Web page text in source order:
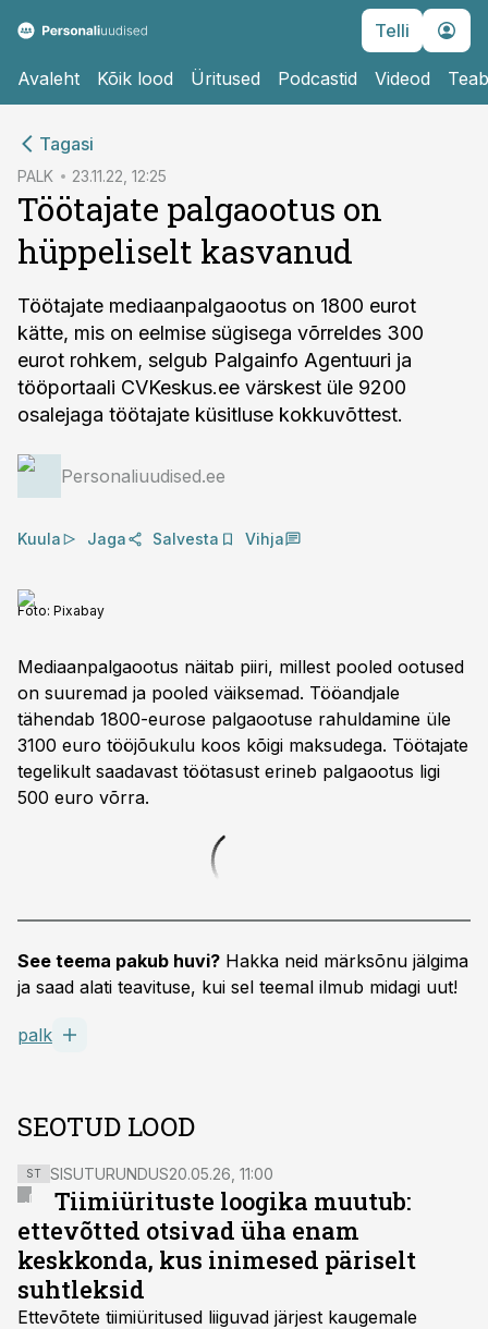
Telli
Avaleht Kõik lood Üritused Podcastid Videod
Tagasi
PALK 23.11.22, 12:25
Töötajate palgaootus on
hüppeliselt kasvanud
Töötajate mediaanpalgaootus on 1800 eurot
kätte, mis on eelmise sügisega võrreldes 300
eurot rohkem, selgub Palgainfo Agentuuri ja
tööportaali CVKeskus.ee värskest üle 9200
osalejaga töötajate küsitluse kokkuvõttest.
Personaliuudised.ee
Kuula Jaga Salvesta Vihja
Foto: Pixabay
Mediaanpalgaootus näitab piiri, millest pooled ootused
on suuremad ja pooled väiksemad. Tööandjale
tähendab 1800-eurose palgaootuse rahuldamine üle
3100 euro tööjõukulu koos kõigi maksudega. Töötajate
tegelikult saadavast töötasust erineb palgaootus ligi
500 euro võrra.
See teema pakub huvi? Hakka neid märksõnu jälgima
ja saad alati teavituse, kui sel teemal ilmub midagi uut!
palk
SEOTUD LOOD
ST SISUTURUNDUS20.05.26, 11:00
Tiimiürituste loogika muutub:
ettevõtted otsivad üha enam
keskkonda, kus inimesed päriselt
suhtleksid
Ettevõtete tiimiüritused liiguvad järjest kaugemale